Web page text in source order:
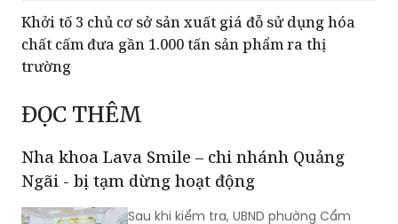
Khởi tố 3 chủ cơ sở sản xuất giá đỗ sử dụng hóa
chất cấm đưa gần 1.000 tấn sản phẩm ra thị
trường
ĐỌC THÊM
Nha khoa Lava Smile – chi nhánh Quảng
Ngãi - bị tạm dừng hoạt động
Sau khi kiểm tra, UBND phường Cẩm